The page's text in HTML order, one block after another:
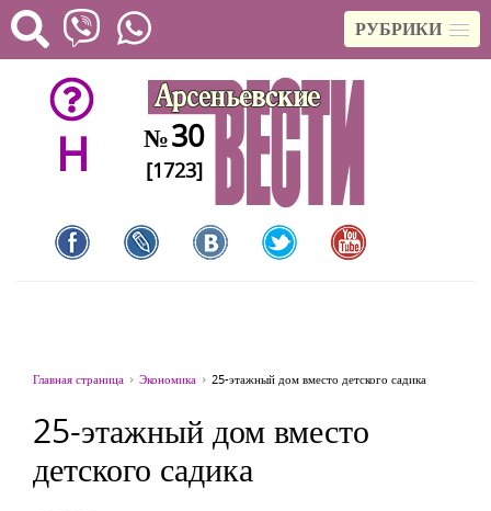
РУБРИКИ
H №30
[1723]
Главная страница Экономика 25-этажный дом вместо детского садика
25-этажный дом вместо
детского садика